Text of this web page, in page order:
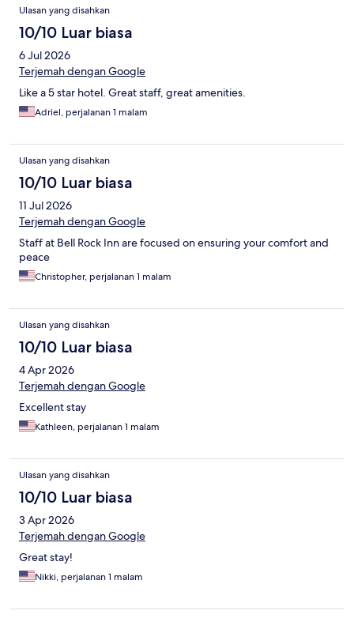
Ulasan yang disahkan
10/10 Luar biasa
6 Jul 2026
Terjemah dengan Google
Like a 5 star hotel. Great staff, great amenities.
Adriel, perjalanan 1 malam
Ulasan yang disahkan
10/10 Luar biasa
11 Jul 2026
Terjemah dengan Google
Staff at Bell Rock Inn are focused on ensuring your comfort and
peace
Christopher, perjalanan 1 malam
Ulasan yang disahkan
10/10 Luar biasa
4 Apr 2026
Terjemah dengan Google
Excellent stay
Kathleen, perjalanan 1 malam
Ulasan yang disahkan
10/10 Luar biasa
3 Apr 2026
Terjemah dengan Google
Great stay!
Nikki, perjalanan 1 malam